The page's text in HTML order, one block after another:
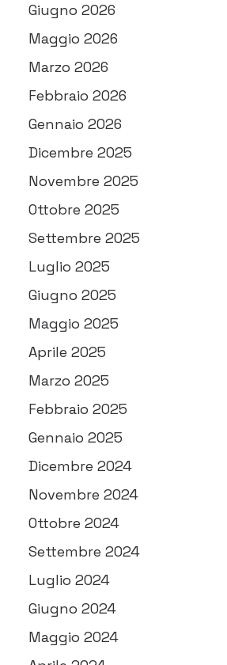
Giugno 2026
Maggio 2026
Marzo 2026
Febbraio 2026
Gennaio 2026
Dicembre 2025
Novembre 2025
Ottobre 2025
Settembre 2025
Luglio 2025
Giugno 2025
Maggio 2025
Aprile 2025
Marzo 2025
Febbraio 2025
Gennaio 2025
Dicembre 2024
Novembre 2024
Ottobre 2024
Settembre 2024
Luglio 2024
Giugno 2024
Maggio 2024